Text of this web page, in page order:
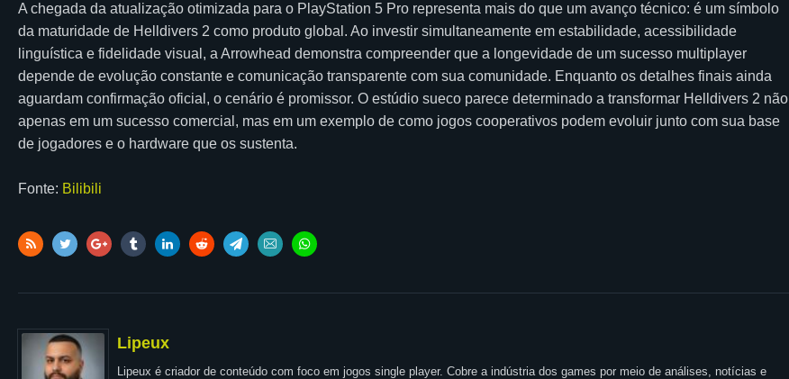
A chegada da atualização otimizada para o PlayStation 5 Pro representa mais do que um avanço técnico: é um símbolo
da maturidade de Helldivers 2 como produto global. Ao investir simultaneamente em estabilidade, acessibilidade
linguística e fidelidade visual, a Arrowhead demonstra compreender que a longevidade de um sucesso multiplayer
depende de evolução constante e comunicação transparente com sua comunidade. Enquanto os detalhes finais ainda
aguardam confirmação oficial, o cenário é promissor. O estúdio sueco parece determinado a transformar Helldivers 2 não
apenas em um sucesso comercial, mas em um exemplo de como jogos cooperativos podem evoluir junto com sua base
de jogadores e o hardware que os sustenta.
Fonte: Bilibili
Lipeux
Lipeux é criador de conteúdo com foco em jogos single player. Cobre a indústria dos games por meio de análises, notícias e